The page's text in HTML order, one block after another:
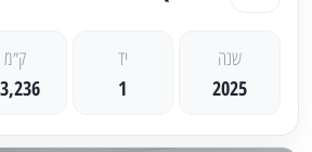
שנה
2025
יד
1
ק״מ